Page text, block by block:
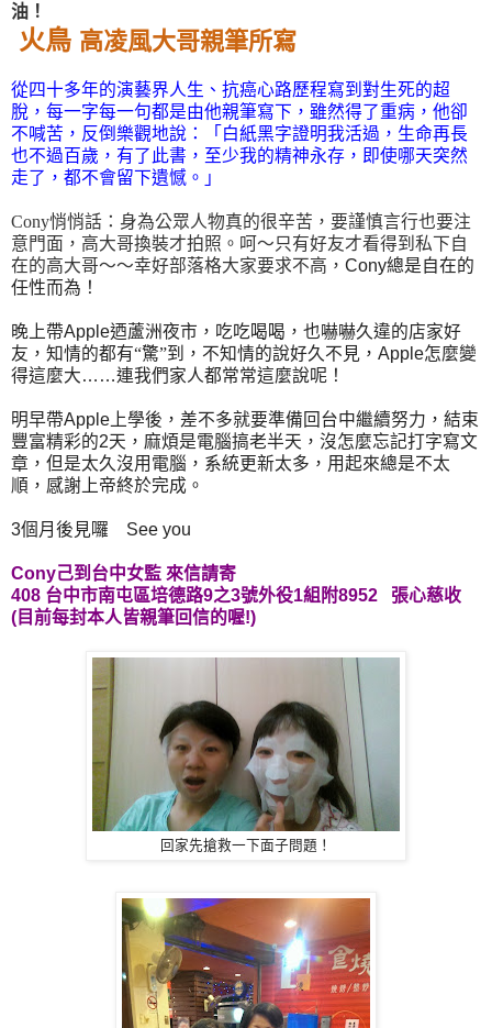
油！
火鳥 高凌風大哥親筆所寫
從四十多年的演藝界人生、抗癌心路歷程寫到對生死的超
脫，每一字每一句都是由他親筆寫下，雖然得了重病，他卻
不喊苦，反倒樂觀地說：「白紙黑字證明我活過，生命再長
也不過百歲，有了此書，至少我的精神永存，即使哪天突然
走了，都不會留下遺憾。」
Cony悄悄話：身為公眾人物真的很辛苦，要謹慎言行也要注
意門面，高大哥換裝才拍照。呵～只有好友才看得到私下自
在的高大哥～～幸好部落格大家要求不高， Cony總是自在的
任性而為！
晚上帶Apple迺蘆洲夜市，吃吃喝喝，也嚇嚇久違的店家好
友，知情的都有“驚”到，不知情的說好久不見， Apple怎麼變
得這麼大……連我們家人都常常這麼說呢！
明早帶Apple 上學後，差不多就要準備回台中繼續努力，結束
豐富精彩的2天，麻煩是電腦搞老半天，沒怎麼忘記打字寫文
章，但是太久沒用電腦，系統更新太多，用起來總是不太
順，感謝上帝終於完成。
3個月後見囉 See you
Cony己到台中女監 來信請寄
408 台中市南屯區培德路9之3號外役1組附8952 張心慈收
( 目前每封本人皆親筆回信的喔!)
回家先搶救一下面子問題！